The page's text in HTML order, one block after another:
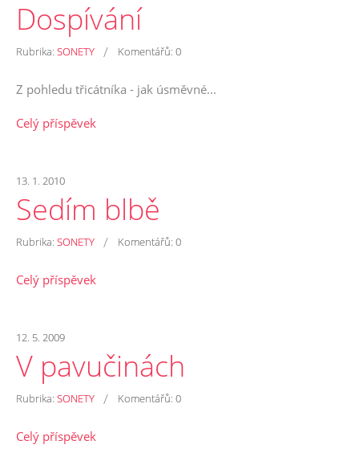
Dospívání
Rubrika: SONETY / Komentářů: 0
Z pohledu třicátníka - jak úsměvné...
Celý příspěvek
13. 1. 2010
Sedím blbě
Rubrika: SONETY / Komentářů: 0
Celý příspěvek
12. 5. 2009
V pavučinách
Rubrika: SONETY / Komentářů: 0
Celý příspěvek